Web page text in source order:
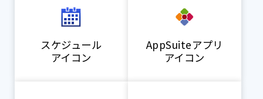
スケジュール
アイコン
AppSuiteアプリ
アイコン